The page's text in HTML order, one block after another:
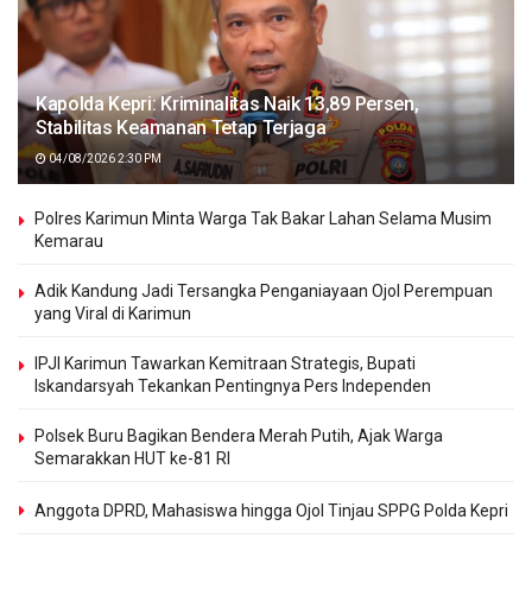
Kapolda Kepri: Kriminalitas Naik 13,89 Persen,
Stabilitas Keamanan Tetap Terjaga
04/08/2026 2:30 PM
Polres Karimun Minta Warga Tak Bakar Lahan Selama Musim
Kemarau
Adik Kandung Jadi Tersangka Penganiayaan Ojol Perempuan
yang Viral di Karimun
IPJI Karimun Tawarkan Kemitraan Strategis, Bupati
Iskandarsyah Tekankan Pentingnya Pers Independen
Polsek Buru Bagikan Bendera Merah Putih, Ajak Warga
Semarakkan HUT ke-81 RI
Anggota DPRD, Mahasiswa hingga Ojol Tinjau SPPG Polda Kepri